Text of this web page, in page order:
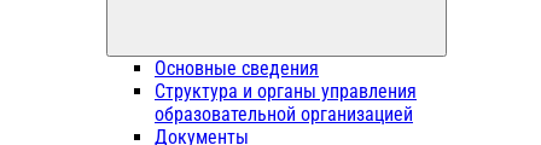
Основные сведения
Структура и органы управления
образовательной организацией
Документы